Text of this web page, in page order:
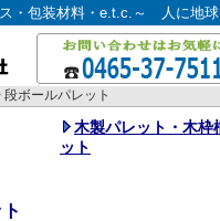
ス・包装材料・e.t.c.～ 人に
段ボールパレット
木製パレット・木枠
ット